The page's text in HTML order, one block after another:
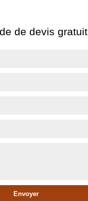
de devis gratuit